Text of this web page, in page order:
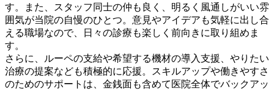
す。また、スタッフ同士の仲も良く、明るく風通しがいい雰
囲気が当院の自慢のひとつ。意見やアイデアも気軽に出し合
える職場なので、日々の診療も楽しく前向きに取り組めま
す。
さらに、ルーペの支給や希望する機材の導入支援、やりたい
治療の提案なども積極的に応援。スキルアップや働きやすさ
のためのサポートは、金銭面も含めて医院全体でバックアッ